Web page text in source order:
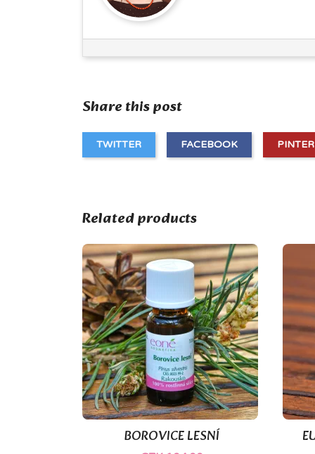
Share this post
TWITTER FACEBOOK
Related products
BOROVICE LESNÍ
Quick view